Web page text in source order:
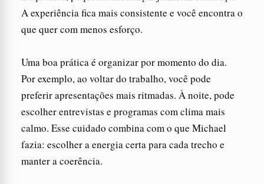
A experiência fica mais consistente e você encontra o
que quer com menos esforço.
Uma boa prática é organizar por momento do dia.
Por exemplo, ao voltar do trabalho, você pode
preferir apresentações mais ritmadas. À noite, pode
escolher entrevistas e programas com clima mais
calmo. Esse cuidado combina com o que Michael
fazia: escolher a energia certa para cada trecho e
manter a coerência.